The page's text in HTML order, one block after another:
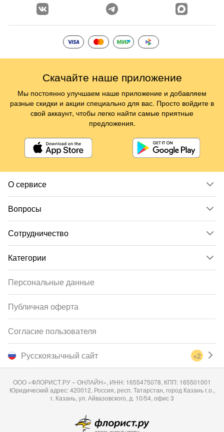
О сервисе
Вопросы
Сотрудничество
Категории
Русскоязычный сайт +2
Персональные данные
Публичная оферта
Согласие пользователя
ООО «ФЛОРИСТ.РУ – ОНЛАЙН», ИНН: 1655475078, КПП: 165501001
Юридический адрес: 420012, Россия, респ. Татарстан, город Казань г.о.,
г. Казань, ул. Айвазовского, д. 10/54, офис 3
Скачайте наше приложение
Мы постоянно улучшаем наше приложение и добавляем
разные скидки и акции специально для вас. Просто войдите в
свой аккаунт, чтобы легко найти самые приятные
предложения.